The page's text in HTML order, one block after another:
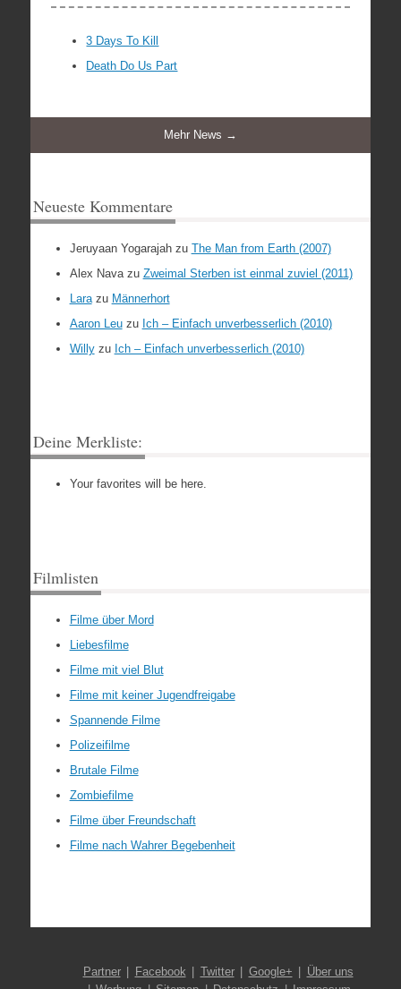
3 Days To Kill
Death Do Us Part
Mehr News →
Neueste Kommentare
Jeruyaan Yogarajahzu The Man from Earth (2007)
Alex Navazu Zweimal Sterben ist einmal zuviel (2011)
Larazu Männerhort
Aaron Leuzu Ich – Einfach unverbesserlich (2010)
Willyzu Ich – Einfach unverbesserlich (2010)
Deine Merkliste:
Your favorites will be here.
Filmlisten
Filme über Mord
Liebesfilme
Filme mit viel Blut
Filme mit keiner Jugendfreigabe
Spannende Filme
Polizeifilme
Brutale Filme
Zombiefilme
Filme über Freundschaft
Filme nach Wahrer Begebenheit
Partner Facebook Twitter Google+
Über uns